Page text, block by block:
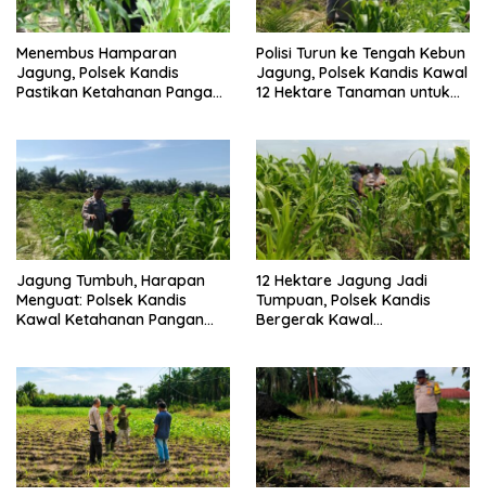
Menembus Hamparan
Jagung, Polsek Kandis
Pastikan Ketahanan Pangan
Polisi Turun ke Tengah Kebun
Jagung, Polsek Kandis Kawal
12 Hektare Tanaman untuk
Jagung Tumbuh, Harapan
Menguat: Polsek Kandis
Kawal Ketahanan Pangan
12 Hektare Jagung Jadi
Tumpuan, Polsek Kandis
Bergerak Kawal